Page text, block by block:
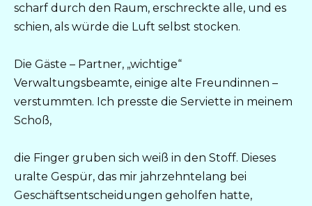
scharf durch den Raum, erschreckte alle, und es
schien, als würde die Luft selbst stocken.
Die Gäste – Partner, „wichtige“
Verwaltungsbeamte, einige alte Freundinnen –
verstummten. Ich presste die Serviette in meinem
Schoß,
die Finger gruben sich weiß in den Stoff. Dieses
uralte Gespür, das mir jahrzehntelang bei
Geschäftsentscheidungen geholfen hatte,